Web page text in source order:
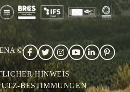
©
HINWEIS
BESTIMMUNGEN